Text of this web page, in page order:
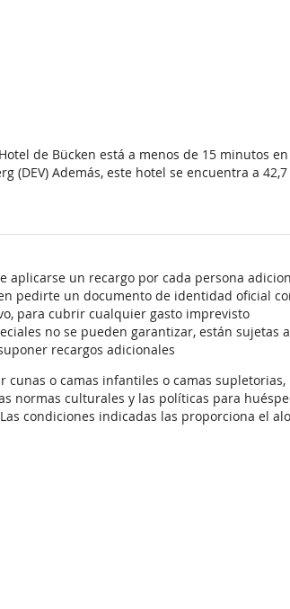
de Bücken está a menos de 15 minutos
(DEV) Además, este hotel se encuentra a
aplicarse un recargo por cada persona
pedirte un documento de identidad oficial
para cubrir cualquier gasto imprevisto
no se pueden garantizar, están
recargos adicionales
cunas o camas infantiles o camas
normas culturales y las políticas para
condiciones indicadas las proporciona el